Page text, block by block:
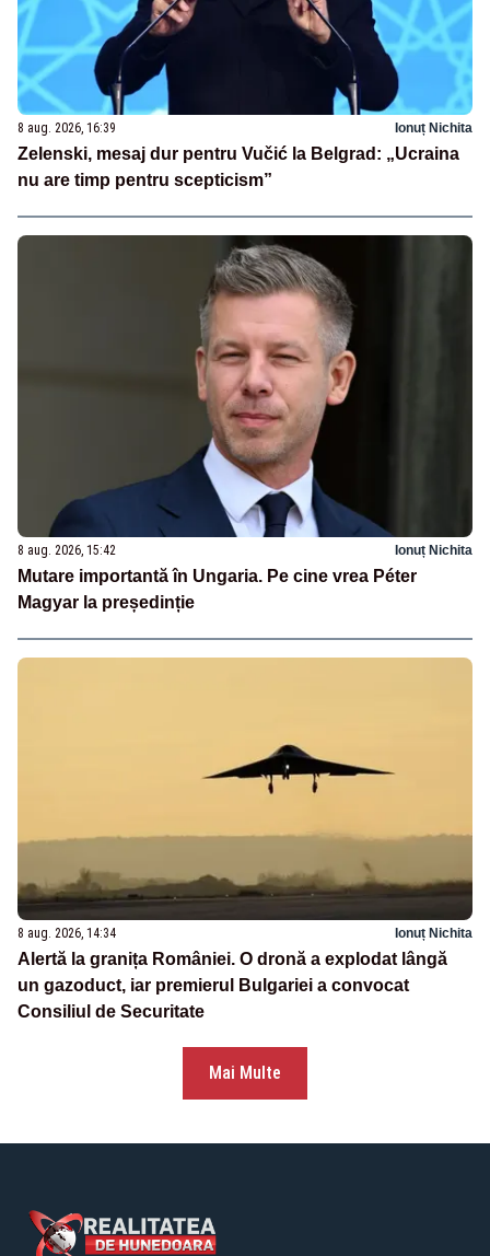
8 aug. 2026, 16:39 Ionuț Nichita
Zelenski, mesaj dur pentru Vučić la Belgrad: „Ucraina
nu are timp pentru scepticism”
8 aug. 2026, 15:42 Ionuț Nichita
Mutare importantă în Ungaria. Pe cine vrea Péter
Magyar la președinție
8 aug. 2026, 14:34 Ionuț Nichita
Alertă la granița României. O dronă a explodat lângă
un gazoduct, iar premierul Bulgariei a convocat
Consiliul de Securitate
Mai Multe